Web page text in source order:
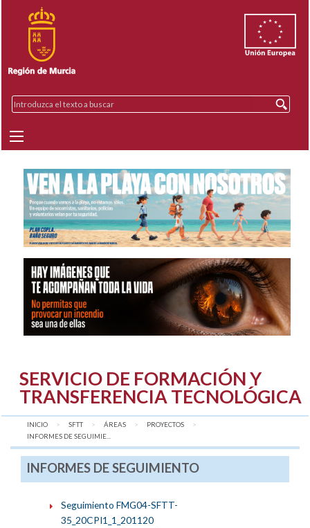
SERVICIO DE FORMACIÓN Y
TRANSFERENCIA TECNOLÓGICA
INICIO SFTT ÁREAS
PROYECTOS
AQUÍ:
INFORMES DE SEGUIMIE...
INFORMES DE SEGUIMIENTO
Seguimiento FMG04-SFTT-
35_20CPI1_1_201120